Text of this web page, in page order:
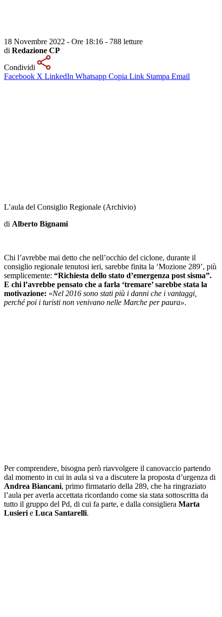
18 Novembre 2022 - Ore 18:16 - 788 letture
di Redazione CP
Condividi
Facebook X LinkedIn Whatsapp Copia Link Stampa Email
L’aula del Consiglio Regionale (Archivio)
di Alberto Bignami
Chi l’avrebbe mai detto che nell’occhio del ciclone, durante il
consiglio regionale tenutosi ieri, sarebbe finita la ‘Mozione 289’, più
semplicemente: “Richiesta dello stato d’emergenza post sisma”.
E chi l’avrebbe pensato che a farla ‘tremare’ sarebbe stata la
motivazione: «Nel 2016 sono stati più i danni che i vantaggi,
perché poi i turisti non venivano nelle Marche per paura».
Per comprendere, bisogna però riavvolgere il canovaccio partendo
dal momento in cui in aula si va a discutere la proposta d’urgenza di
Andrea Biancani, primo firmatario della 289, che ha ringraziato
l’aula per averla accettata ricordando come sia stata sottoscritta da
tutto il gruppo del Pd, di cui fa parte, e dalla consigliera Marta
Lusieri e Luca Santarelli.